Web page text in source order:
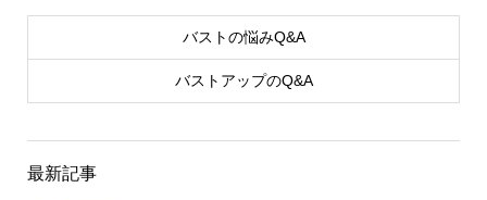
バストの悩みQ&A
バストアップのQ&A
最新記事